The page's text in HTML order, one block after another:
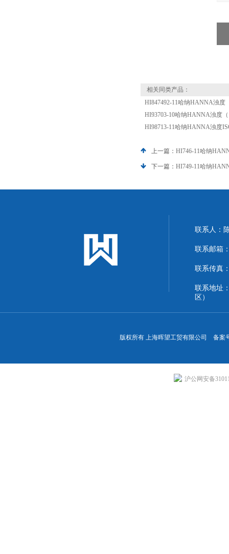
相关同类产品：
HI847492-11哈纳HANNA浊度
HI93703-10哈纳HANNA浊度
HI98713-11哈纳HANNA浊度
上一篇： HI746-11哈纳
下一篇： HI749-11哈纳
联系人：
联系邮箱
联系传真
联系地址
区）
版权所有 上海晖望工贸有限公司 备案
沪公网安备